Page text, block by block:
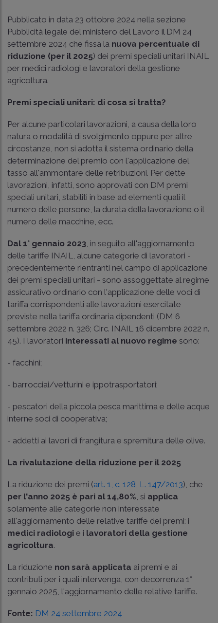
Pubblicato in data 23 ottobre 2024 nella sezione
Pubblicità legale del ministero del Lavoro il DM 24
settembre 2024 che fissa la nuova percentuale di
riduzione (per il 2025) dei premi speciali unitari INAIL
per medici radiologi e lavoratori della gestione
agricoltura.
Premi speciali unitari: di cosa si tratta?
Per alcune particolari lavorazioni, a causa della loro
natura o modalità di svolgimento oppure per altre
circostanze, non si adotta il sistema ordinario della
determinazione del premio con l'applicazione del
tasso all'ammontare delle retribuzioni. Per dette
lavorazioni, infatti, sono approvati con DM premi
speciali unitari, stabiliti in base ad elementi quali il
numero delle persone, la durata della lavorazione o il
numero delle macchine, ecc.
Dal 1° gennaio 2023 , in seguito all'aggiornamento
delle tariffe INAIL, alcune categorie di lavoratori -
precedentemente rientranti nel campo di applicazione
dei premi speciali unitari - sono assoggettate al regime
assicurativo ordinario con l'applicazione delle voci di
tariffa corrispondenti alle lavorazioni esercitate
previste nella tariffa ordinaria dipendenti (DM 6
settembre 2022 n. 326; Circ. INAIL 16 dicembre 2022 n.
45). I lavoratori interessati al nuovo regime sono:
- facchini;
- barrocciai/vetturini e ippotrasportatori;
- pescatori della piccola pesca marittima e delle acque
interne soci di cooperativa;
- addetti ai lavori di frangitura e spremitura delle olive.
La rivalutazione della riduzione per il 2025
La riduzione dei premi (art. 1, c. 128, L. 147/2013), che
per l'anno 2025 è pari al 14,80% , si applica
solamente alle categorie non interessate
all'aggiornamento delle relative tariffe dei premi: i
medici radiologi e i lavoratori della gestione
agricoltura.
La riduzione non sarà applicata ai premi e ai
contributi per i quali intervenga, con decorrenza 1°
gennaio 2025, l'aggiornamento delle relative tariffe.
Fonte: DM 24 settembre 2024